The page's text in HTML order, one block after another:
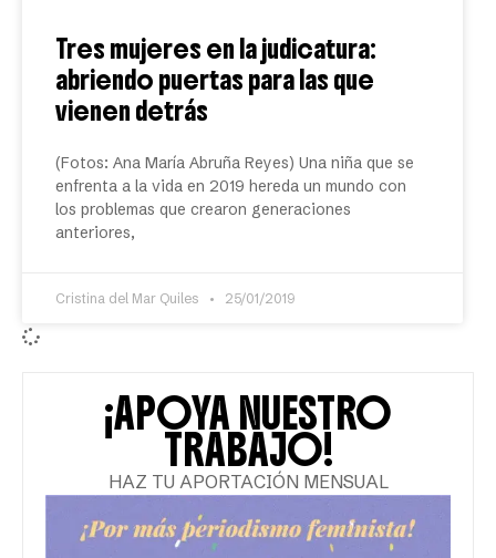
Tres mujeres en la judicatura:
abriendo puertas para las que
vienen detrás
(Fotos: Ana María Abruña Reyes) Una niña que se
enfrenta a la vida en 2019 hereda un mundo con
los problemas que crearon generaciones
anteriores,
Cristina del Mar Quiles 25/01/2019
¡APOYA NUESTRO
TRABAJO!
HAZ TU APORTACIÓN MENSUAL